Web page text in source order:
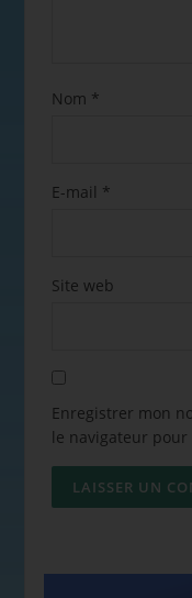
Nom *
E-mail *
Site web
Enregistrer mon
le navigateur